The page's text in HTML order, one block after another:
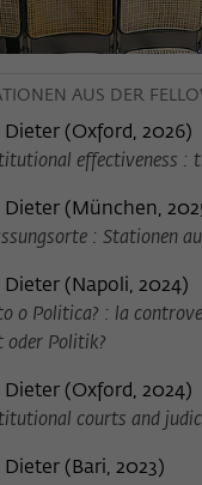
AUS DER
Dieter (Oxford, 2026)
effectiveness :
Dieter ( München,
: Stationen
Dieter ( Napoli, 2024)
o Politica? : la
oder Politik?
Dieter (Oxford, 2024)
courts and
Dieter ( Bari, 2023)